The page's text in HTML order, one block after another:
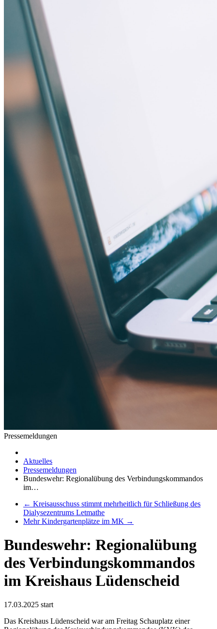
Pressemeldungen
Aktuelles
Pressemeldungen
Bundeswehr: Regionalübung des Verbindungskommandos
im…
← Kreisausschuss stimmt mehrheitlich für Schließung des
Dialysezentrums Letmathe
Mehr Kindergartenplätze im MK →
Bundeswehr: Regionalübung
des Verbindungskommandos
im Kreishaus Lüdenscheid
17.03.2025 start
Das Kreishaus Lüdenscheid war am Freitag Schauplatz einer